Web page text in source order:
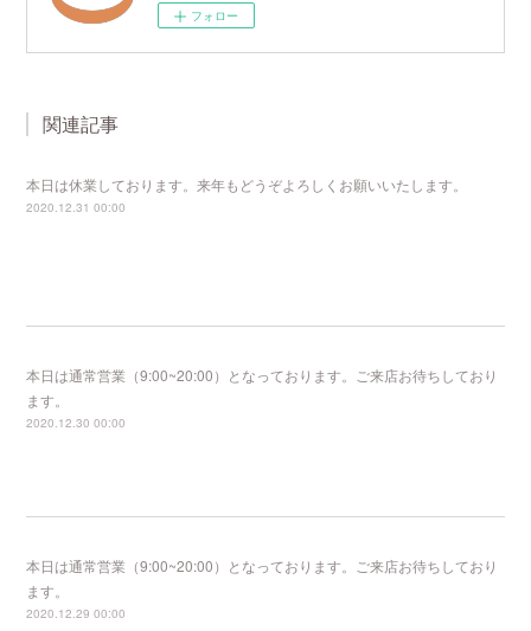
フォロー
関連記事
本日は休業しております。来年もどうぞよろしくお願いいたします。
2020.12.31 00:00
本日は通常営業（9:00~20:00）となっております。ご来店お待ちしており
ます。
2020.12.30 00:00
本日は通常営業（9:00~20:00）となっております。ご来店お待ちしており
ます。
2020.12.29 00:00